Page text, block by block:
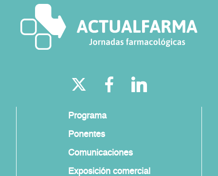
Programa
Ponentes
Comunicaciones
Exposición comercial